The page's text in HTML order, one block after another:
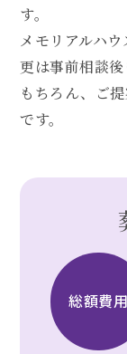
す。
メモリアルハ
更は事前相談後
もちろん、ご
です。
総額費用